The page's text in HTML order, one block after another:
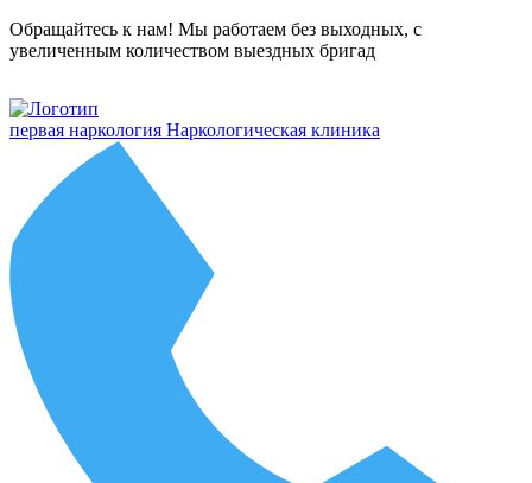
Обращайтесь к нам! Мы работаем без выходных, с
увеличенным количеством выездных бригад
первая наркология Наркологическая клиника